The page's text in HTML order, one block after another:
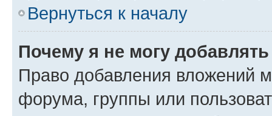
Вернуться к началу
Почему я не могу
Право добавления вложений
форума, группы или